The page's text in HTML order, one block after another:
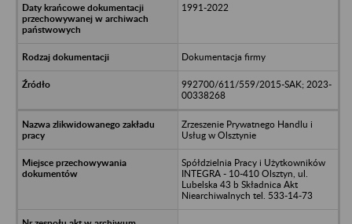
1991-2022
Dokumentacja firmy
992700/611/559/2015-SAK; 2023-
00338268
Zrzeszenie Prywatnego Handlu i
Usług w Olsztynie
Spółdzielnia Pracy i Użytkowników
INTEGRA - 10-410 Olsztyn, ul.
Lubelska 43 b Składnica Akt
Niearchiwalnych tel. 533-14-73